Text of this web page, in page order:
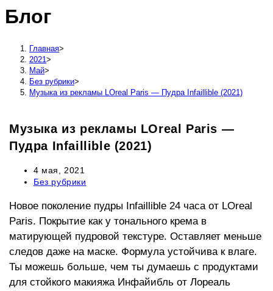
сайту
Блог
Главная>
2021 >
Май>
Без рубрики>
Музыка из рекламы LOreal Paris — Пудра Infaillible (2021)
Музыка из рекламы LOreal Paris —
Пудра Infaillible (2021)
Запись
опубликована:
4 мая, 2021
Рубрика
Без рубрики
Новое поколение пудры Infaillible 24 часа от LOreal
Paris. Покрытие как у тонального крема в
матирующей пудровой текстуре. Оставляет меньше
следов даже на маске. Формула устойчива к влаге.
Ты можешь больше, чем ты думаешь с продуктами
для стойкого макияжа Инфайибль от Лореаль